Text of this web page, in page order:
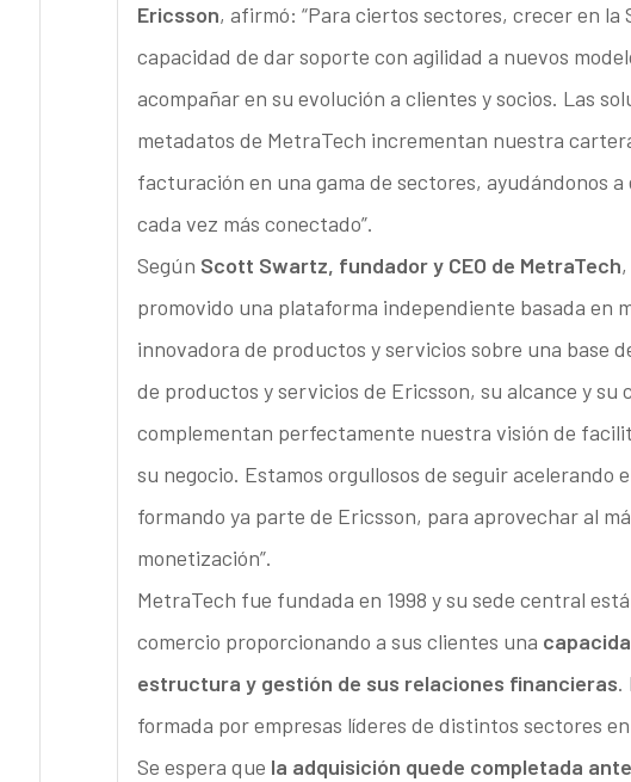
Ericsson, afirmó: “Para ciertos sectores, crecer en
capacidad de dar soporte con agilidad a nuevos
acompañar en su evolución a clientes y socios. Las
metadatos de MetraTech incrementan nuestra
facturación en una gama de sectores, ayudándonos
cada vez más conectado”.
Según Scott Swartz, fundador y CEO de MetraTech
promovido una plataforma independiente basada en
innovadora de productos y servicios sobre una base
de productos y servicios de Ericsson, su alcance y su
complementan perfectamente nuestra visión de
su negocio. Estamos orgullosos de seguir acelerando
formando ya parte de Ericsson, para aprovechar al
monetización”.
MetraTech fue fundada en 1998 y su sede central
comercio proporcionando a sus clientes una
estructura y gestión de sus relaciones financieras.
formada por empresas líderes de distintos sectores en
Se espera que la adquisición quede completada